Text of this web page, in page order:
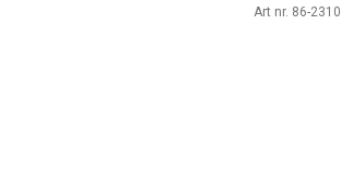
Art nr. 86-2310